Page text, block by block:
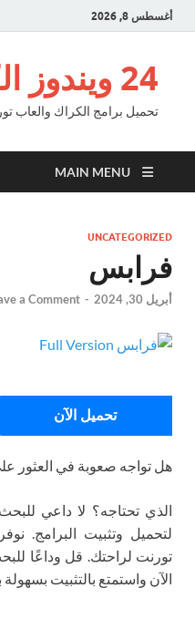
أغسطس 8, 2026
24 ويندوز الكراك
تحميل برامج الكراك والعاب
MAIN MENU
UNCATEGORIZED
فرابس
أبريل 30, 2024 -
a Comment
تحميل الآن
هل تواجه صعوبة في العثور
الذي تحتاجه؟ لا داعي
لتحميل وتثبيت البرامج.
تورنت لراحتك. قل وداعًا
الآن واستمتع بالتثبيت